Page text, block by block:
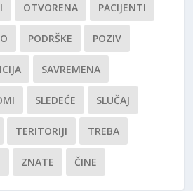
OTVORENA PACIJENTI
PODRŠKE POZIV
SAVREMENA
SLEDEĆE SLUČAJ
TERITORIJI TREBA
ZNATE ČINE